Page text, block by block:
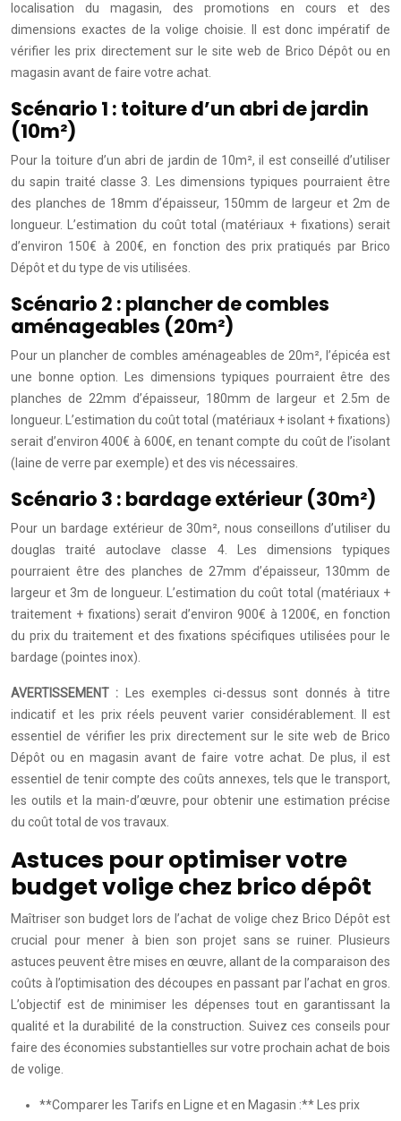
localisation du magasin, des promotions en cours et des
dimensions exactes de la volige choisie. Il est donc impératif de
vérifier les prix directement sur le site web de Brico Dépôt ou en
magasin avant de faire votre achat.
Scénario 1 : toiture d’un abri de jardin
(10m²)
Pour la toiture d’un abri de jardin de 10m², il est conseillé d’utiliser
du sapin traité classe 3. Les dimensions typiques pourraient être
des planches de 18mm d’épaisseur, 150mm de largeur et 2m de
longueur. L’estimation du coût total (matériaux + fixations) serait
d’environ 150€ à 200€, en fonction des prix pratiqués par Brico
Dépôt et du type de vis utilisées.
Scénario 2 : plancher de combles
aménageables (20m²)
Pour un plancher de combles aménageables de 20m², l’épicéa est
une bonne option. Les dimensions typiques pourraient être des
planches de 22mm d’épaisseur, 180mm de largeur et 2.5m de
longueur. L’estimation du coût total (matériaux + isolant + fixations)
serait d’environ 400€ à 600€, en tenant compte du coût de l’isolant
(laine de verre par exemple) et des vis nécessaires.
Scénario 3 : bardage extérieur (30m²)
Pour un bardage extérieur de 30m², nous conseillons d’utiliser du
douglas traité autoclave classe 4. Les dimensions typiques
pourraient être des planches de 27mm d’épaisseur, 130mm de
largeur et 3m de longueur. L’estimation du coût total (matériaux +
traitement + fixations) serait d’environ 900€ à 1200€, en fonction
du prix du traitement et des fixations spécifiques utilisées pour le
bardage (pointes inox).
AVERTISSEMENT :
Les exemples ci-dessus sont donnés à titre
indicatif et les prix réels peuvent varier considérablement. Il est
essentiel de vérifier les prix directement sur le site web de Brico
Dépôt ou en magasin avant de faire votre achat. De plus, il est
essentiel de tenir compte des coûts annexes, tels que le transport,
les outils et la main-d’œuvre, pour obtenir une estimation précise
du coût total de vos travaux.
Astuces pour optimiser votre
budget volige chez brico dépôt
Maîtriser son budget lors de l’achat de volige chez Brico Dépôt est
crucial pour mener à bien son projet sans se ruiner. Plusieurs
astuces peuvent être mises en œuvre, allant de la comparaison des
coûts à l’optimisation des découpes en passant par l’achat en gros.
L’objectif est de minimiser les dépenses tout en garantissant la
qualité et la durabilité de la construction. Suivez ces conseils pour
faire des économies substantielles sur votre prochain achat de bois
de volige.
**Comparer les Tarifs en Ligne et en Magasin :** Les prix